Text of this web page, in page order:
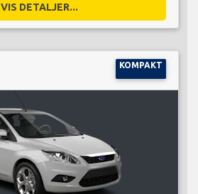
VIS DETALJER...
KOMPAKT